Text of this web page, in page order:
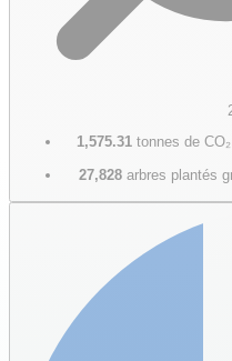
1,575.31tonnes de
27,828 arbres plantés